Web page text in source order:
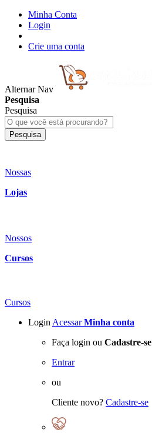
Minha Conta
Login
Crie uma conta
Alternar Nav
Pesquisa
Pesquisa
Pesquisa
Nossas
Lojas
Nossos
Cursos
Cursos
Login Acessar Minha conta
Faça login ou Cadastre-se
Entrar
ou
Cliente novo? Cadastre-se